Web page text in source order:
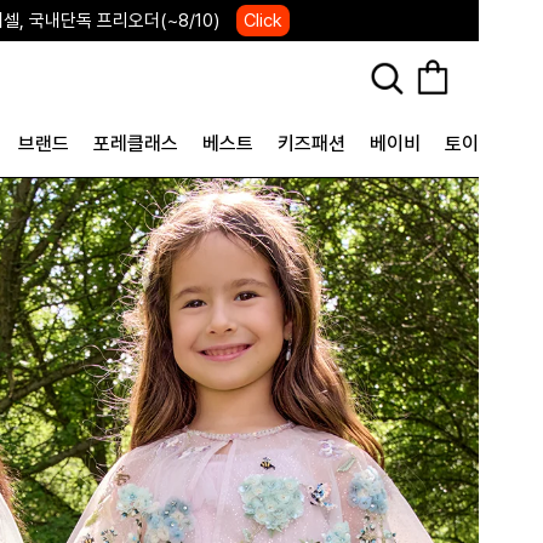
포레포레 7주년 행사 Click
브랜드 포레클래스 베스트 키즈패션 베이비 토이&굿즈